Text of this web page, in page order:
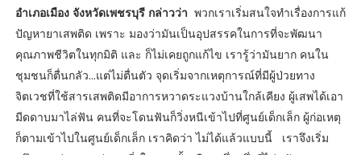
อำเภอเมือง จังหวัดเพชรบุรี กล่าวว่า พวกเราเริ่มสนใจทำเรื่องการแก้
ปัญหายาเสพติด เพราะ มองว่ามันเป็นอุปสรรคในการที่จะพัฒนา
คุณภาพชีวิตในทุกมิติ และ ก็ไม่เคยถูกแก้ไข เรารู้ว่ามันยาก คนใน
ชุมชนก็ตื่นกลัว...แต่ไม่ตื่นตัว จุดเริ่มจากเหตุการณ์ที่มีผู้ป่วยทาง
จิตเวชที่ใช้สารเสพติดมีอาการหวาดระแวงบ้านใกล้เคียง ผู้เสพได้เอา
มีดดาบมาไล่ฟัน คนที่จะโดนฟันก็วิ่งหนีเข้าไปที่ศูนย์เด็กเล็ก ผู้ก่อเหตุ
ก็ตามเข้าไปในศูนย์เด็กเล็ก เราคิดว่า ไม่ได้แล้วแบบนี้ เราจึงเริ่ม